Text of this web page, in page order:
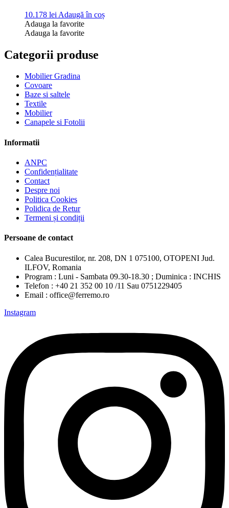
10.178 lei Adaugă în coș
Adauga la favorite
Adauga la favorite
Categorii produse
Mobilier Gradina
Covoare
Baze si saltele
Textile
Mobilier
Canapele si Fotolii
Informatii
ANPC
Confidențialitate
Contact
Despre noi
Politica Cookies
Polidica de Retur
Termeni și condiții
Persoane de contact
Calea Bucurestilor, nr. 208, DN 1 075100, OTOPENI Jud.
ILFOV, Romania
Program : Luni - Sambata 09.30-18.30 ; Duminica : INCHIS
Telefon : +40 21 352 00 10 /11 Sau 0751229405
Email : office@ferremo.ro
Instagram